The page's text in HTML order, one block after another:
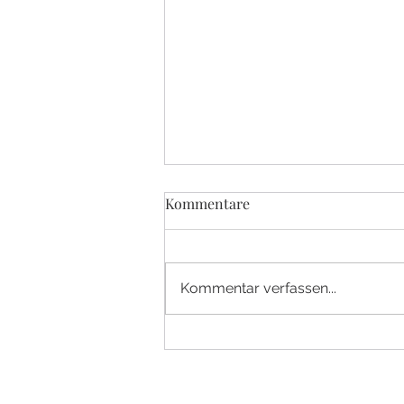
INBOX DETOX - 300 AUF
dann habe ich meine Inbox
wieder genauer unter die Lupe
Kommentare
Kommentar verfassen...